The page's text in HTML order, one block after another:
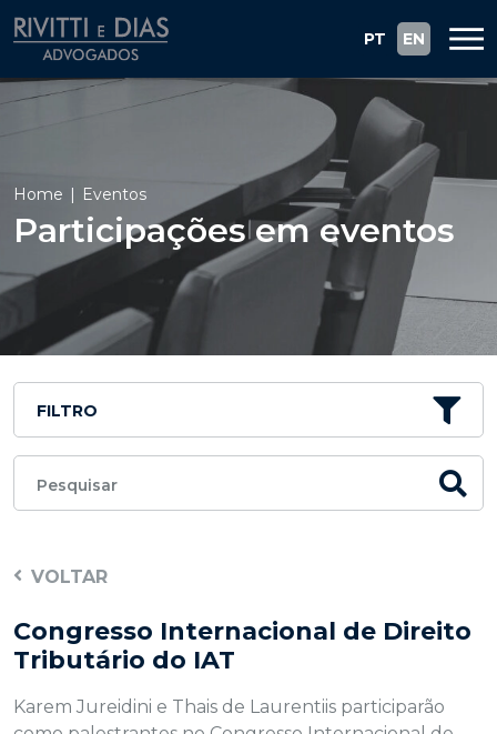
PT EN
Home Eventos
Participações em eventos
FILTRO
Pesquisar
VOLTAR
Congresso Internacional de Direito
Tributário do IAT
Karem Jureidini e Thais de Laurentiis participarão